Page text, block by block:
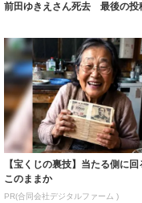
前田ゆきえさん死去 最後の投
【宝くじの裏技】当たる側に回
このままか
PR(合同会社デジタルファーム )